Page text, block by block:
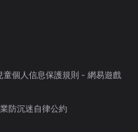
個人信息保護規則 - 網易遊戲
防沉迷自律公約